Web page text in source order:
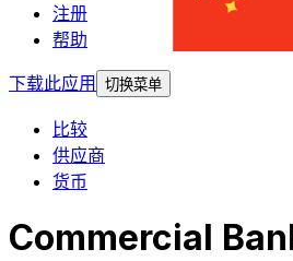
注册
帮助
下载此应用
切换菜单
比较
供应商
货币
Commercial